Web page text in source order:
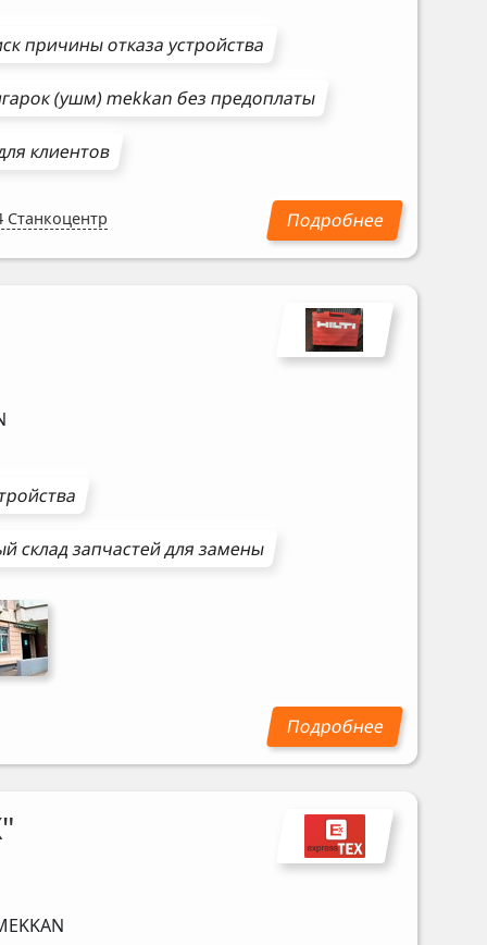
причины отказа устройства
(ушм)mekkanбез предоплаты
клиентов
склад запчастей для замены